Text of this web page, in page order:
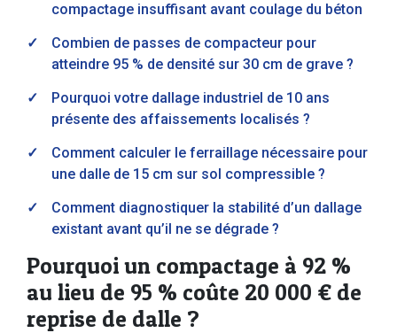
compactage insuffisant avant coulage du béton
Combien de passes de compacteur pour
atteindre 95 % de densité sur 30 cm de grave ?
Pourquoi votre dallage industriel de 10 ans
présente des affaissements localisés ?
Comment calculer le ferraillage nécessaire pour
une dalle de 15 cm sur sol compressible ?
Comment diagnostiquer la stabilité d’un dallage
existant avant qu’il ne se dégrade ?
Pourquoi un compactage à 92 %
au lieu de 95 % coûte 20 000 € de
reprise de dalle ?